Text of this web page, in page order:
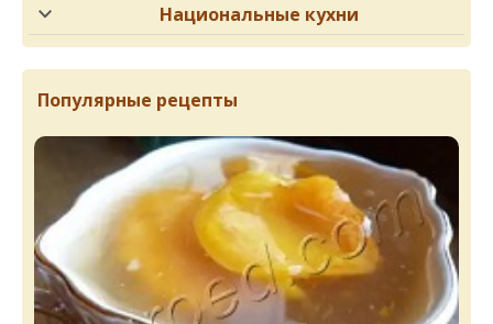
Национальные кухни
Популярные рецепты